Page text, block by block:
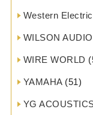
Western Electric
WILSON AUDIO
WIRE WORLD
YAMAHA(51)
YG